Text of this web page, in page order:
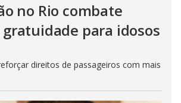
no Rio combate
gratuidade para idosos
direitos de passageiros com mais